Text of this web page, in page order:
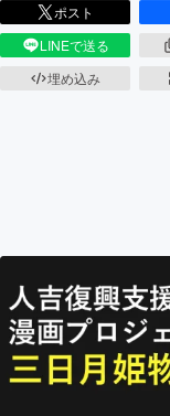
ポスト
LINEで送る
埋め込み